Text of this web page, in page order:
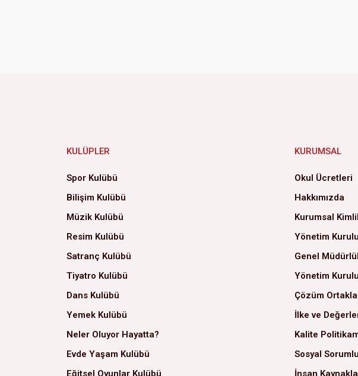
KULÜPLER
Spor Kulübü
Bilişim Kulübü
Müzik Kulübü
Resim Kulübü
Satranç Kulübü
Tiyatro Kulübü
Dans Kulübü
Yemek Kulübü
Neler Oluyor Hayatta?
Evde Yaşam Kulübü
Eğitsel Oyunlar Kulübü
KURUMSAL
Okul Ücretleri
Hakkımızda
Kurumsal
Yönetim Kurulu
Genel
Yönetim Kurulu
Çözüm
İlke ve
Kalite
Sosyal
İnsan